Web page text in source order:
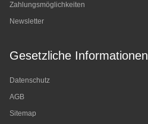
Zahlungsmöglichkeiten
Newsletter
Gesetzliche Informationen
Datenschutz
AGB
Sitemap